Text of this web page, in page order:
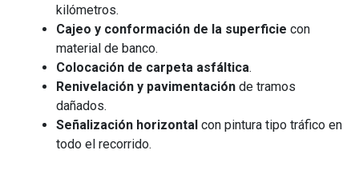
kilómetros.
Cajeo y conformación de la superficie con
material de banco.
Colocación de carpeta asfáltica.
Renivelación y pavimentación de tramos
dañados.
Señalización horizontal con pintura tipo tráfico en
todo el recorrido.